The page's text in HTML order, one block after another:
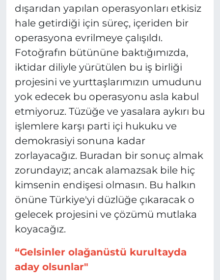
dışarıdan yapılan operasyonları etkisiz
hale getirdiği için süreç, içeriden bir
operasyona evrilmeye çalışıldı.
Fotoğrafın bütününe baktığımızda,
iktidar diliyle yürütülen bu iş birliği
projesini ve yurttaşlarımızın umudunu
yok edecek bu operasyonu asla kabul
etmiyoruz. Tüzüğe ve yasalara aykırı bu
işlemlere karşı parti içi hukuku ve
demokrasiyi sonuna kadar
zorlayacağız. Buradan bir sonuç almak
zorundayız; ancak alamazsak bile hiç
kimsenin endişesi olmasın. Bu halkın
önüne Türkiye'yi düzlüğe çıkaracak o
gelecek projesini ve çözümü mutlaka
koyacağız.
“Gelsinler olağanüstü kurultayda
aday olsunlar"